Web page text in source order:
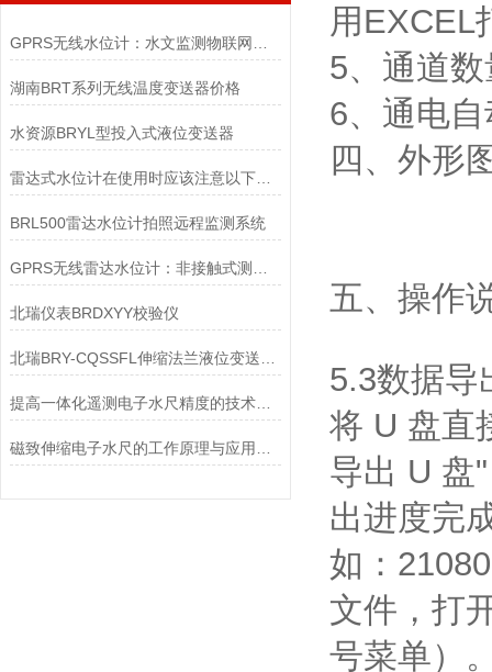
湖南BRT系列无线温度变送器价格
水资源BRYL型投入式液位变送器
雷达式水位计在使用时应该注意以下环境要求
BRL500雷达水位计拍照远程监测系统
北瑞仪表BRDXYY校验仪
提高一体化遥测电子水尺精度的技术方法
用EXCEL
5、通道
6、通电
四、外形
五、操作
5.3数据导
将 U 盘直
导出 U 盘
出进度完
如：
文件，打
号菜单）